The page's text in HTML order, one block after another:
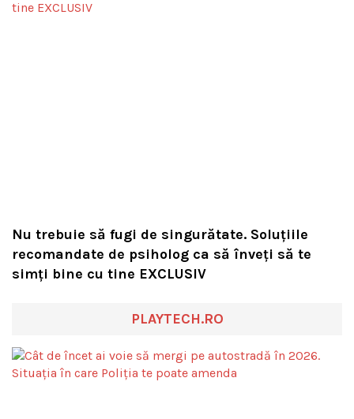
Nu trebuie să fugi de singurătate. Soluțiile
recomandate de psiholog ca să înveți să te
simți bine cu tine EXCLUSIV
PLAYTECH.RO